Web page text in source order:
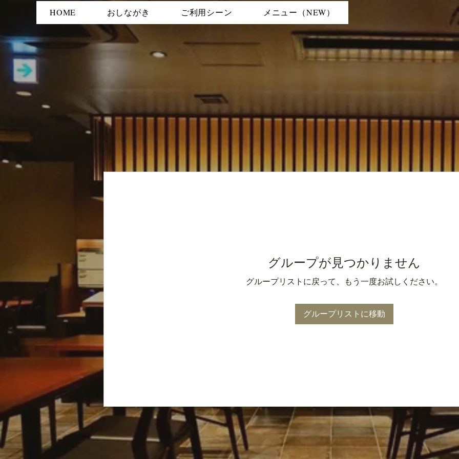
HOME おしながき ご利用シーン メニュー（NEW）
グループが見つかりません
グループリストに戻って、もう一度お試しください。
グループリストに移動